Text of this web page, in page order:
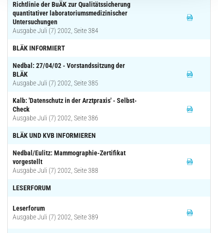
Richtlinie der BuÄK zur Qualitätssicherung
quantitativer laboratoriumsmedizinischer
Untersuchungen
Ausgabe Juli (7) 2002, Seite 384
BLÄK INFORMIERT
Nedbal: 27/04/02 - Vorstandssitzung der
BLÄK
Ausgabe Juli (7) 2002, Seite 385
Kalb: 'Datenschutz in der Arztpraxis' - Selbst-
Check
Ausgabe Juli (7) 2002, Seite 386
BLÄK UND KVB INFORMIEREN
Nedbal/Eulitz: Mammographie-Zertifikat
vorgestellt
Ausgabe Juli (7) 2002, Seite 388
LESERFORUM
Leserforum
Ausgabe Juli (7) 2002, Seite 389